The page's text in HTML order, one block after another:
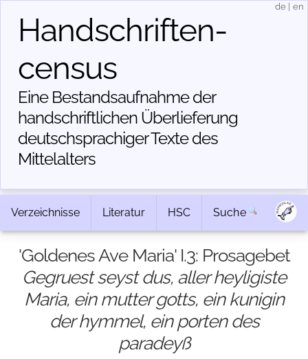
Handschriften­
census
Eine Bestandsaufnahme der
handschriftlichen Über­lieferung
deutschsprachiger Texte des
Mittelalters
de en
Verzeichnisse Literatur HSC Suche
'Goldenes Ave Maria' I.3: Prosagebet
Gegruest seyst dus, aller heyligiste
Maria, ein mutter gotts, ein kunigin
der hymmel, ein porten des
paradeyß